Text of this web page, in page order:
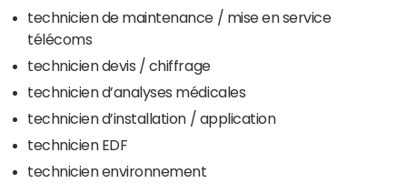
technicien de maintenance / mise en service
télécoms
technicien devis / chiffrage
technicien d’analyses médicales
technicien d’installation / application
technicien EDF
technicien environnement